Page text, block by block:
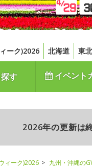
ーク)2026 北海道 東北
す イベント
2026年の更新は
ィーク)2026
九州・沖縄の